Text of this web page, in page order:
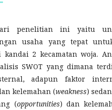
penelitian ini yaitu
usaha yang tepat
kandai 2 kecamatan woja.
SWOT yang dimana
adapun faktor
kelemahan (weakness)
(opportunities) dan